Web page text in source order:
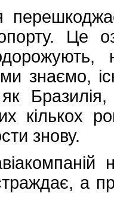
Це
знаємо,
як
кількох
знову.
а